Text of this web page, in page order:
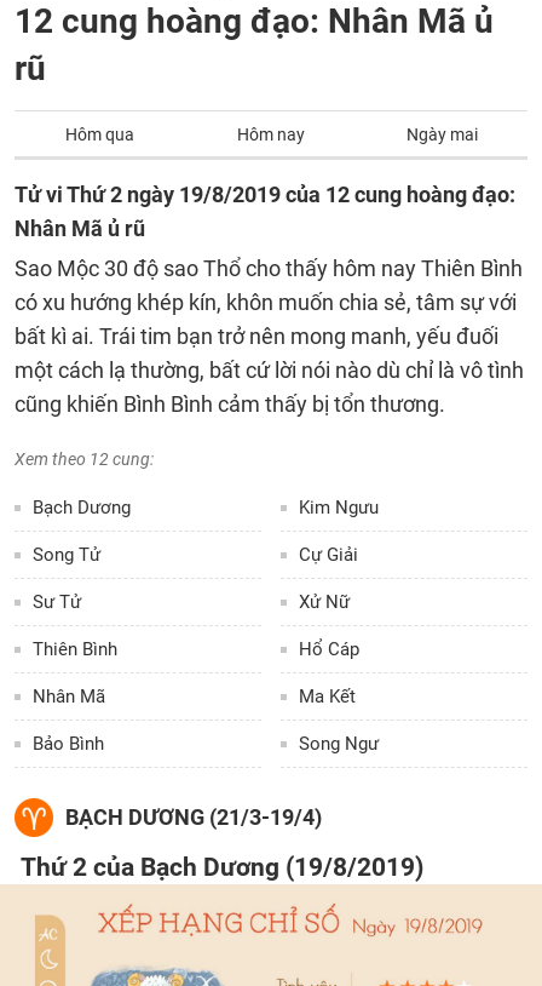
12 cung hoàng đạo: Nhân Mã ủ
rũ
Hôm qua Hôm nay Ngày mai
Tử vi Thứ 2 ngày 19/8/2019 của 12 cung hoàng đạo:
Nhân Mã ủ rũ
Sao Mộc 30 độ sao Thổ cho thấy hôm nay Thiên Bình
có xu hướng khép kín, khôn muốn chia sẻ, tâm sự với
bất kì ai. Trái tim bạn trở nên mong manh, yếu đuối
một cách lạ thường, bất cứ lời nói nào dù chỉ là vô tình
cũng khiến Bình Bình cảm thấy bị tổn thương.
Xem theo 12 cung:
Bạch Dương Kim Ngưu
Song Tử Cự Giải
Sư Tử Xử Nữ
Thiên Bình Hổ Cáp
Nhân Mã Ma Kết
Bảo Bình Song Ngư
BẠCH DƯƠNG (21/3-19/4)
Thứ 2 của Bạch Dương (19/8/2019)